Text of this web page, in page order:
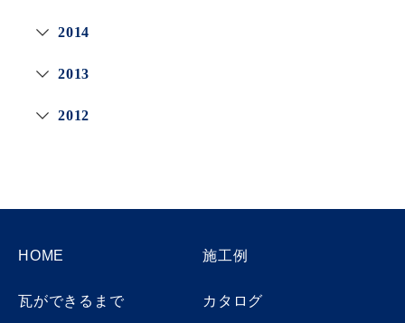
2014
2013
2012
HOME 施工例
瓦ができるまで カタログ